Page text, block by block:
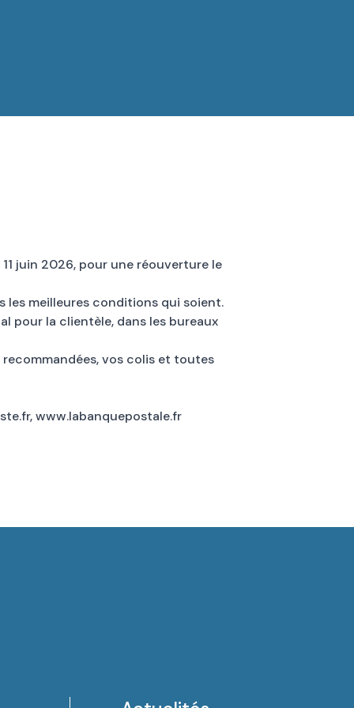
juin 2026, pour une réouverture le
les meilleures conditions qui soient.
pour la clientèle, dans les bureaux
vos colis et toutes
www.IabanquepostaIe.fr